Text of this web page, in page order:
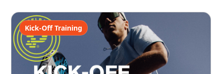
Kick-Off Training